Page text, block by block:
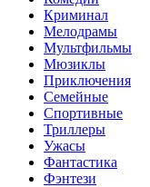
Криминал
Мелодрамы
Мультфильмы
Мюзиклы
Приключения
Семейные
Спортивные
Триллеры
Ужасы
Фантастика
Фэнтези